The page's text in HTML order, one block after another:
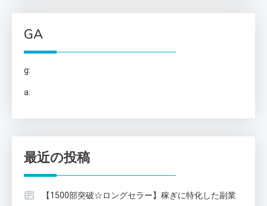
り
GA
g:
a:
最近の投稿
【1500部突破☆ロングセラー】稼ぎに特化した副業